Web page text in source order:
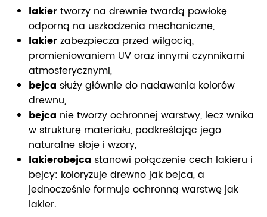
lakiertworzy na drewnie twardą powłokę
odporną na uszkodzenia mechaniczne,
lakierzabezpiecza przed wilgocią,
promieniowaniem UV oraz innymi czynnikami
atmosferycznymi,
bejca służy głównie do nadawania kolorów
drewnu,
bejca nie tworzy ochronnej warstwy, lecz wnika
w strukturę materiału, podkreślając jego
naturalne słoje i wzory,
lakierobejca stanowi połączenie cech lakieru i
bejcy: koloryzuje drewno jak bejca, a
jednocześnie formuje ochronną warstwę jak
lakier.